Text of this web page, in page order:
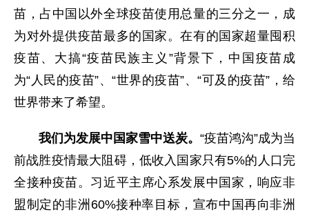
苗，占中国以外全球疫苗使用总量的三分之一，成
为对外提供疫苗最多的国家。在有的国家超量囤积
疫苗、大搞“疫苗民族主义”背景下，中国疫苗成
为“人民的疫苗”、“世界的疫苗”、“可及的疫苗”，给
世界带来了希望。
我们为发展中国家雪中送炭。 “疫苗鸿沟”成为当
前战胜疫情最大阻碍，低收入国家只有5%的人口完
全接种疫苗。习近平主席心系发展中国家，响应非
盟制定的非洲60%接种率目标，宣布中国再向非洲